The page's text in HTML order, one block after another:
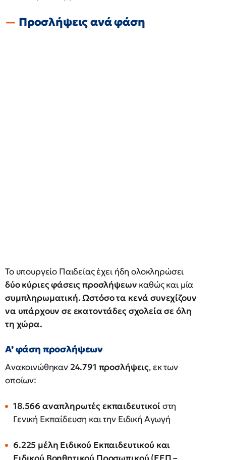
Προσλήψεις ανά φάση
Το υπουργείο Παιδείας έχει ήδη ολοκληρώσει
δύο κύριες φάσεις προσλήψεων καθώς και μία
συμπληρωματική. Ωστόσο τα κενά συνεχίζουν
να υπάρχουν σε εκατοντάδες σχολεία σε όλη
τη χώρα.
Α’ φάση προσλήψεων
Ανακοινώθηκαν 24.791 προσλήψεις, εκ των
οποίων:
18.566 αναπληρωτές εκπαιδευτικοίστη
Γενική Εκπαίδευση και την Ειδική Αγωγή
6.225 μέλη Ειδικού Εκπαιδευτικού και